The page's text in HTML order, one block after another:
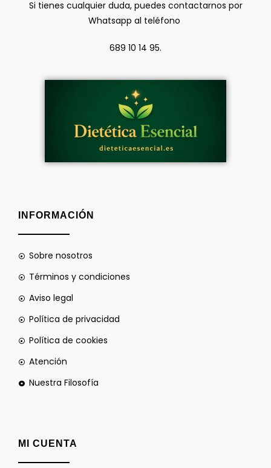
Si tienes cualquier duda, puedes contactarnos por
Whatsapp al teléfono
689 10 14 95.
INFORMACIÓN
Sobre nosotros
Términos y condiciones
Aviso legal
Política de privacidad
Política de cookies
Atención
Nuestra Filosofía
MI CUENTA